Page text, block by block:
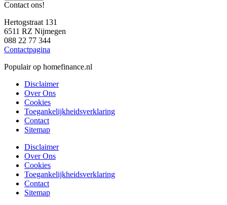
Contact ons!
Hertogstraat 131
6511 RZ Nijmegen
088 22 77 344
Contactpagina
Populair op homefinance.nl
Disclaimer
Over Ons
Cookies
Toegankelijkheidsverklaring
Contact
Sitemap
Disclaimer
Over Ons
Cookies
Toegankelijkheidsverklaring
Contact
Sitemap